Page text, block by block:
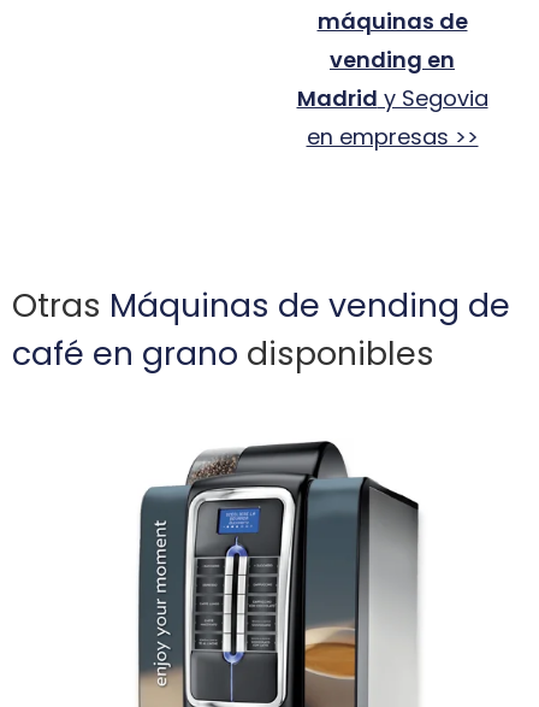
máquinas de
vending en
Madrid y Segovia
en empresas >>
Otras Máquinas de vending de
café en grano disponibles